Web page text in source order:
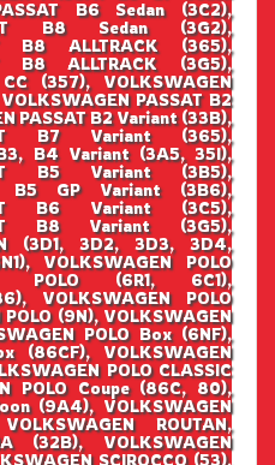
B6 Sedan (3C2),
B8 Sedan (3G2),
B8 ALLTRACK (365),
B8 ALLTRACK (3G5),
(357), VOLKSWAGEN
PASSAT B2
PASSAT B2 Variant (33B),
B7 Variant (365),
B3, B4 Variant (3A5, 35I),
B5 Variant (3B5),
B5 GP Variant (3B6),
B6 Variant (3C5),
B8 Variant (3G5),
(3D1, 3D2, 3D3, 3D4,
VOLKSWAGEN POLO
POLO (6R1, 6C1),
VOLKSWAGEN POLO
(9N), VOLKSWAGEN
POLO Box (6NF),
(86CF), VOLKSWAGEN
POLO CLASSIC
POLO Coupe (86C, 80),
(9A4), VOLKSWAGEN
ROUTAN,
(32B), VOLKSWAGEN
SCIROCCO (53),